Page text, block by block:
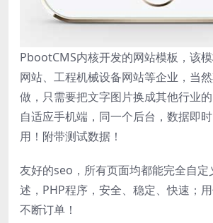
PbootCMS内核开发的网站模板，该
网站、工程机械设备网站等企业，当
做，只需要把文字图片换成其他行业的
自适应手机端，同一个后台，数据即
用！附带测试数据！
友好的seo，所有页面均都能完全自
述，PHP程序，安全、稳定、快速；
不断订单！